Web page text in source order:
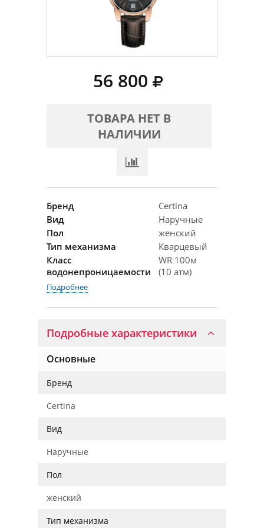
56 800
ТОВАРА НЕТ В
НАЛИЧИИ
Бренд
Certina
Вид
Наручные
Пол
женский
Тип механизма
Кварцевый
Класс
водонепроницаемости
WR 100м
(10 атм)
Подробнее
Подробные характеристики
Основные
Бренд
Certina
Вид
Наручные
Пол
женский
Тип механизма